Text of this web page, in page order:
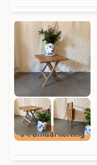
5% afhaal korting